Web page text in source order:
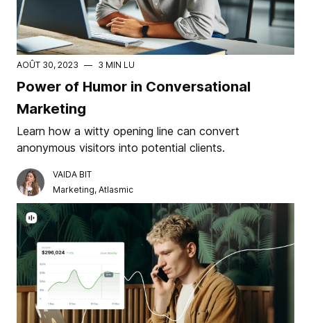
AOÛT 30, 2023 — 3 MIN LU
Power of Humor in Conversational
Marketing
Learn how a witty opening line can convert
anonymous visitors into potential clients.
VAIDA BIT
Marketing, Atlasmic